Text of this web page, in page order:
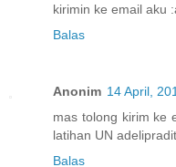
kirimin ke email aku
Balas
Anonim 14 April,
mas tolong kirim ke
latihan UN
Balas